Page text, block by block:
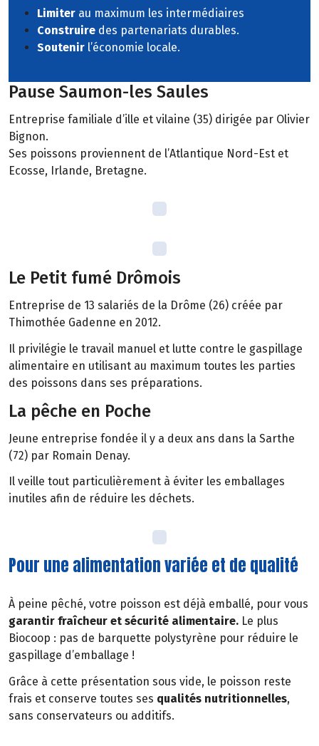
Limiter au maximum les intermédiaires
Construire des partenariats durables.
Soutenir l’économie locale.
Pause Saumon-les Saules
Entreprise familiale d’ille et vilaine (35) dirigée par Olivier
Bignon.
Ses poissons proviennent de l’Atlantique Nord-Est et
Ecosse, Irlande, Bretagne.
Le Petit fumé Drômois
Entreprise de 13 salariés de la Drôme (26) créée par
Thimothée Gadenne en 2012.
Il privilégie le travail manuel et lutte contre le gaspillage
alimentaire en utilisant au maximum toutes les parties
des poissons dans ses préparations.
La pêche en Poche
Jeune entreprise fondée il y a deux ans dans la Sarthe
(72) par Romain Denay.
Il veille tout particulièrement à éviter les emballages
inutiles afin de réduire les déchets.
Pour une alimentation variée et de qualité
À peine pêché, votre poisson est déjà emballé, pour vous
garantir fraîcheur et sécurité alimentaire. Le plus
Biocoop : pas de barquette polystyrène pour réduire le
gaspillage d’emballage !
Grâce à cette présentation sous vide, le poisson reste
frais et conserve toutes ses qualités nutritionnelles,
sans conservateurs ou additifs.